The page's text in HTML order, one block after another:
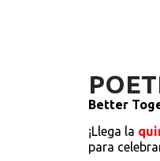
Better
¡Llega la
para